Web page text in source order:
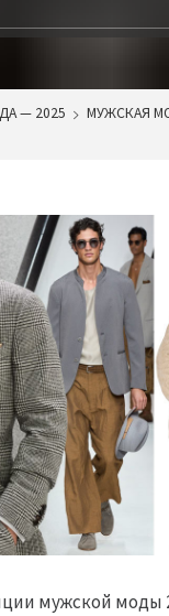
— 2025 МУЖСКАЯ
мужской моды